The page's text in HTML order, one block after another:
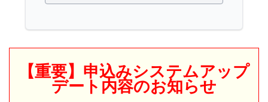
【重要】申込みシステムアップ
デート内容のお知らせ